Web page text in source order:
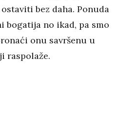
bez daha. Ponuda
bogatija no ikad, pa smo
onu savršenu u
raspolaže.